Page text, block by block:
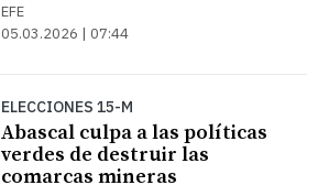
EFE
05.03.2026 | 07:44
ELECCIONES 15-M
Abascal culpa a las políticas
verdes de destruir las
comarcas mineras